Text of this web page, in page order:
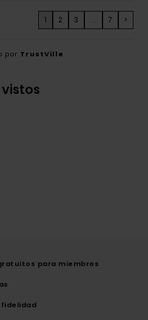
1 2 3 ... 7 >
por TrustVille
para miembros
fidelidad